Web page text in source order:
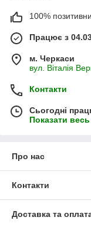
100%
Працює з
м. Черкаси
вул. Віталія
Контакти
Сьогодні
Показати
Про нас
Контакти
Доставка та